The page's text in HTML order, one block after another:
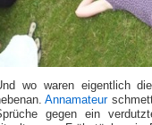
wo waren eigentlich
Annamateur
gegen ein